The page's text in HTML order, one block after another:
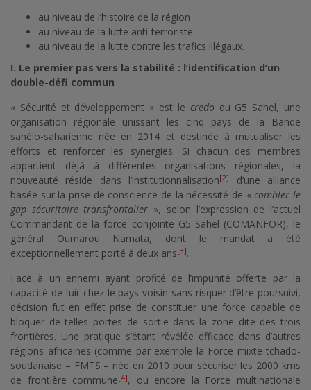
au niveau de l’histoire de la région
au niveau de la lutte anti-terroriste
au niveau de la lutte contre les trafics illégaux.
I. Le premier pas vers la stabilité : l’identification d’un
double-défi commun
« Sécurité et développement » est le credo du G5 Sahel, une
organisation régionale unissant les cinq pays de la Bande
sahélo-saharienne née en 2014 et destinée à mutualiser les
efforts et renforcer les synergies. Si chacun des membres
appartient déjà à différentes organisations régionales, la
nouveauté réside dans l’institutionnalisation[2]
d’une alliance
basée sur la prise de conscience de la nécessité de « combler le
gap sécuritaire transfrontalier », selon l’expression de l’actuel
Commandant de la force conjointe G5 Sahel (COMANFOR), le
général Oumarou Namata, dont le mandat a été
exceptionnellement porté à deux ans[3].
Face à un ennemi ayant profité de l’impunité offerte par la
capacité de fuir chez le pays voisin sans risquer d’être poursuivi,
décision fut en effet prise de constituer une force capable de
bloquer de telles portes de sortie dans la zone dite des trois
frontières. Une pratique s’étant révélée efficace dans d’autres
régions africaines (comme par exemple la Force mixte tchado-
soudanaise – FMTS – née en 2010 pour sécuriser les 2000 kms
de frontière commune[4], ou encore la Force multinationale